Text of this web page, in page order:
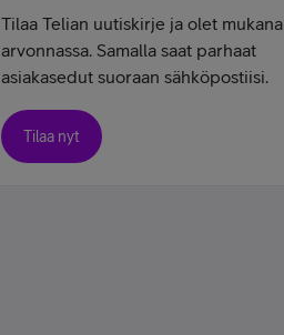
Tilaa Telian uutiskirje ja olet mukana
arvonnassa. Samalla saat parhaat
asiakasedut suoraan sähköpostiisi.
Tilaa nyt